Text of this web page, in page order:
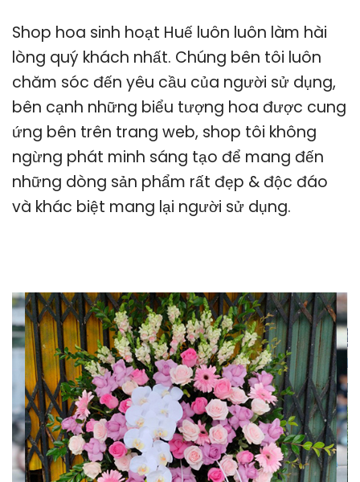
Shop hoa sinh hoạt Huế luôn luôn làm hài
lòng quý khách nhất. Chúng bên tôi luôn
chăm sóc đến yêu cầu của người sử dụng,
bên cạnh những biểu tượng hoa được cung
ứng bên trên trang web, shop tôi không
ngừng phát minh sáng tạo để mang đến
những dòng sản phẩm rất đẹp & độc đáo
và khác biệt mang lại người sử dụng.